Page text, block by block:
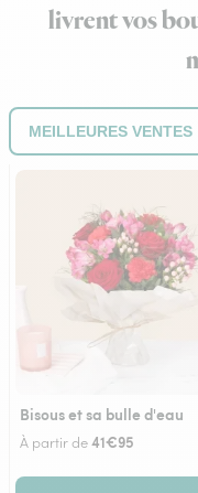
livrent vos
Bisous et sa bulle d'eau
À partir de41€95